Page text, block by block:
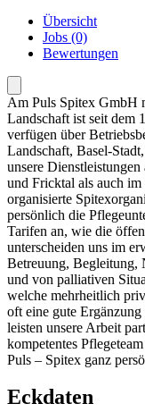
Übersicht
Jobs (0)
Bewertungen
Am Puls Spitex GmbH
Landschaft ist seit dem
verfügen über
Landschaft, Basel-
unsere
und Fricktal als auch
organisierte
persönlich die
Tarifen an, wie die
unterscheiden uns im
Betreuung, Begleitung,
und von palliativen
welche mehrheitlich
oft eine gute
leisten unsere Arbeit
kompetentes
Puls – Spitex ganz
Eckdaten